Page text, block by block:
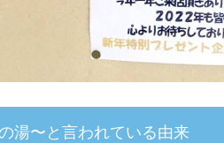
湯〜と言われている由来